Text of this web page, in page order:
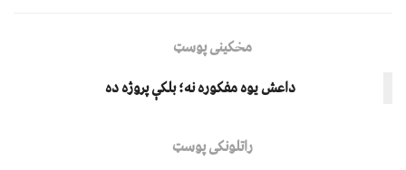
مخکینی پوسټ
داعش یوه مفکوره نه؛ بلکې پروژه ده
راتلونکی پوسټ